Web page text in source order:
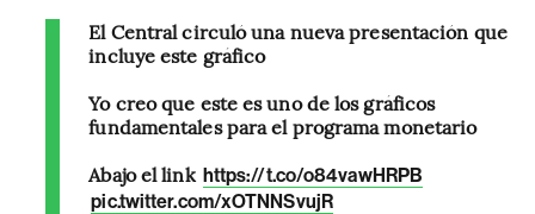
El Central circuló una nueva presentación que
incluye este gráfico
Yo creo que este es uno de los gráficos
fundamentales para el programa monetario
Abajo el link https://t.co/o84vawHRPB
pic.twitter.com/xOTNNSvujR